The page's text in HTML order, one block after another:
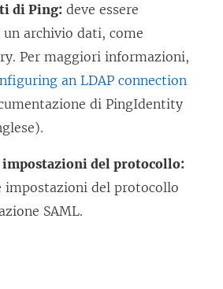
c
o
l
l
e
a
m
di Ping: deve essere
archivio dati, come
Per maggiori informazioni,
an LDAP connection
di PingIdentity
impostazioni del protocollo:
impostazioni del protocollo
SAML.